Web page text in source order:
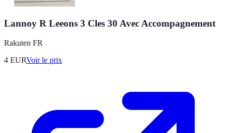
Lannoy R Leeons 3 Cles 30 Avec Accompagnement
Rakuten FR
4 EURVoir le prix